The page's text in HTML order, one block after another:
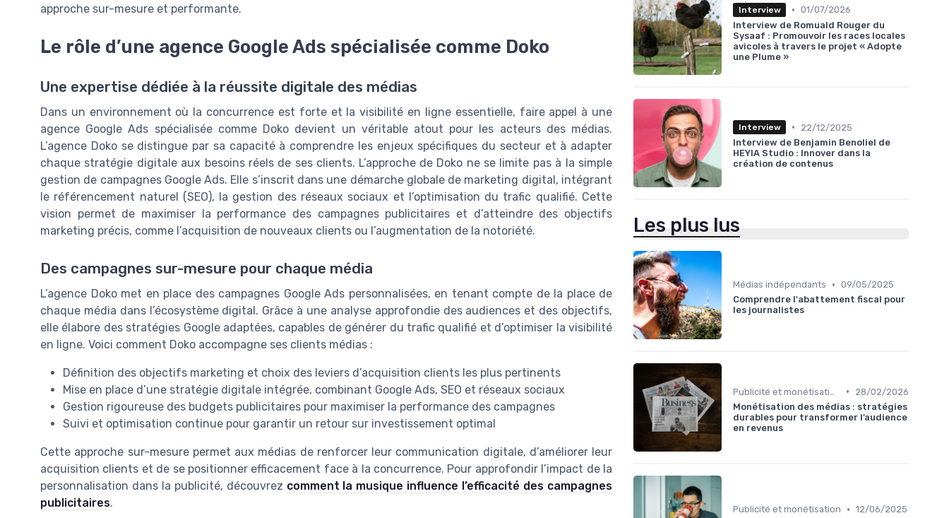
approche sur-mesure et performante.
Le rôle d’une agence Google Ads spécialisée comme Doko
Une expertise dédiée à la réussite digitale des médias
Dans un environnement où la concurrence est forte et la visibilité en ligne essentielle, faire appel à une
agence Google Ads spécialisée comme Doko devient un véritable atout pour les acteurs des médias.
L’agence Doko se distingue par sa capacité à comprendre les enjeux spécifiques du secteur et à adapter
chaque stratégie digitale aux besoins réels de ses clients. L’approche de Doko ne se limite pas à la simple
gestion de campagnes Google Ads. Elle s’inscrit dans une démarche globale de marketing digital, intégrant
le référencement naturel (SEO), la gestion des réseaux sociaux et l’optimisation du trafic qualifié. Cette
vision permet de maximiser la performance des campagnes publicitaires et d’atteindre des objectifs
marketing précis, comme l’acquisition de nouveaux clients ou l’augmentation de la notoriété.
Des campagnes sur-mesure pour chaque média
L’agence Doko met en place des campagnes Google Ads personnalisées, en tenant compte de la place de
chaque média dans l’écosystème digital. Grâce à une analyse approfondie des audiences et des objectifs,
elle élabore des stratégies Google adaptées, capables de générer du trafic qualifié et d’optimiser la visibilité
en ligne. Voici comment Doko accompagne ses clients médias :
Définition des objectifs marketing et choix des leviers d’acquisition clients les plus pertinents
Mise en place d’une stratégie digitale intégrée, combinant Google Ads, SEO et réseaux sociaux
Gestion rigoureuse des budgets publicitaires pour maximiser la performance des campagnes
Suivi et optimisation continue pour garantir un retour sur investissement optimal
Cette approche sur-mesure permet aux médias de renforcer leur communication digitale, d’améliorer leur
acquisition clients et de se positionner efficacement face à la concurrence. Pour approfondir l’impact de la
personnalisation dans la publicité, découvrez comment la musique influence l’efficacité des campagnes
publicitaires.
Interview • 01/07/2026
Interview de Romuald Rouger du
Sysaaf : Promouvoir les races locales
avicoles à travers le projet « Adopte
une Plume »
Interview •
22/12/2025
Interview de Benjamin Benoliel de
HEYIA Studio : Innover dans la
création de contenus
Les plus lus
Médias indépendants • 09/05/2025
Comprendre l'abattement fiscal pour
les journalistes
•
28/02/2026
Monétisation des médias : stratégies
durables pour transformer l’audience
en revenus
Publicité et monétisation • 12/06/2025